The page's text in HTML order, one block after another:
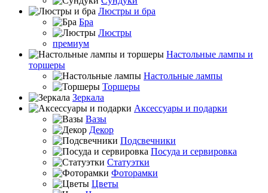
Люстры и бра
Бра
Люстры
премиум
Настольные лампы и
торшеры
Настольные лампы
Торшеры
Зеркала
Аксессуары и подарки
Вазы
Декор
Подсвечники
Посуда и сервировка
Статуэтки
Фоторамки
Цветы